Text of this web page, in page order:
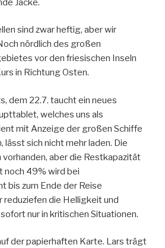
sind zwar heftig, aber wir
nördlich des großen
vor den friesischen Inseln
in Richtung Osten.
dem 22.7. taucht ein neues
welches uns als
mit Anzeige der großen Schiffe
lässt sich nicht mehr laden. Die
vorhanden, aber die Restkapazität
noch 49% wird bei
bis zum Ende der Reise
reduziefen die Helligkeit und
nur in kritischen Situationen.
der papierhaften Karte. Lars trägt